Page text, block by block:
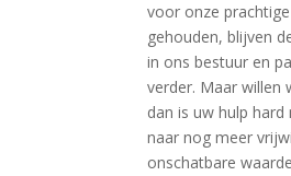
voor onze
gehouden, blijven
in ons bestuur en
verder. Maar willen
dan is uw hulp
naar nog meer
onschatbare